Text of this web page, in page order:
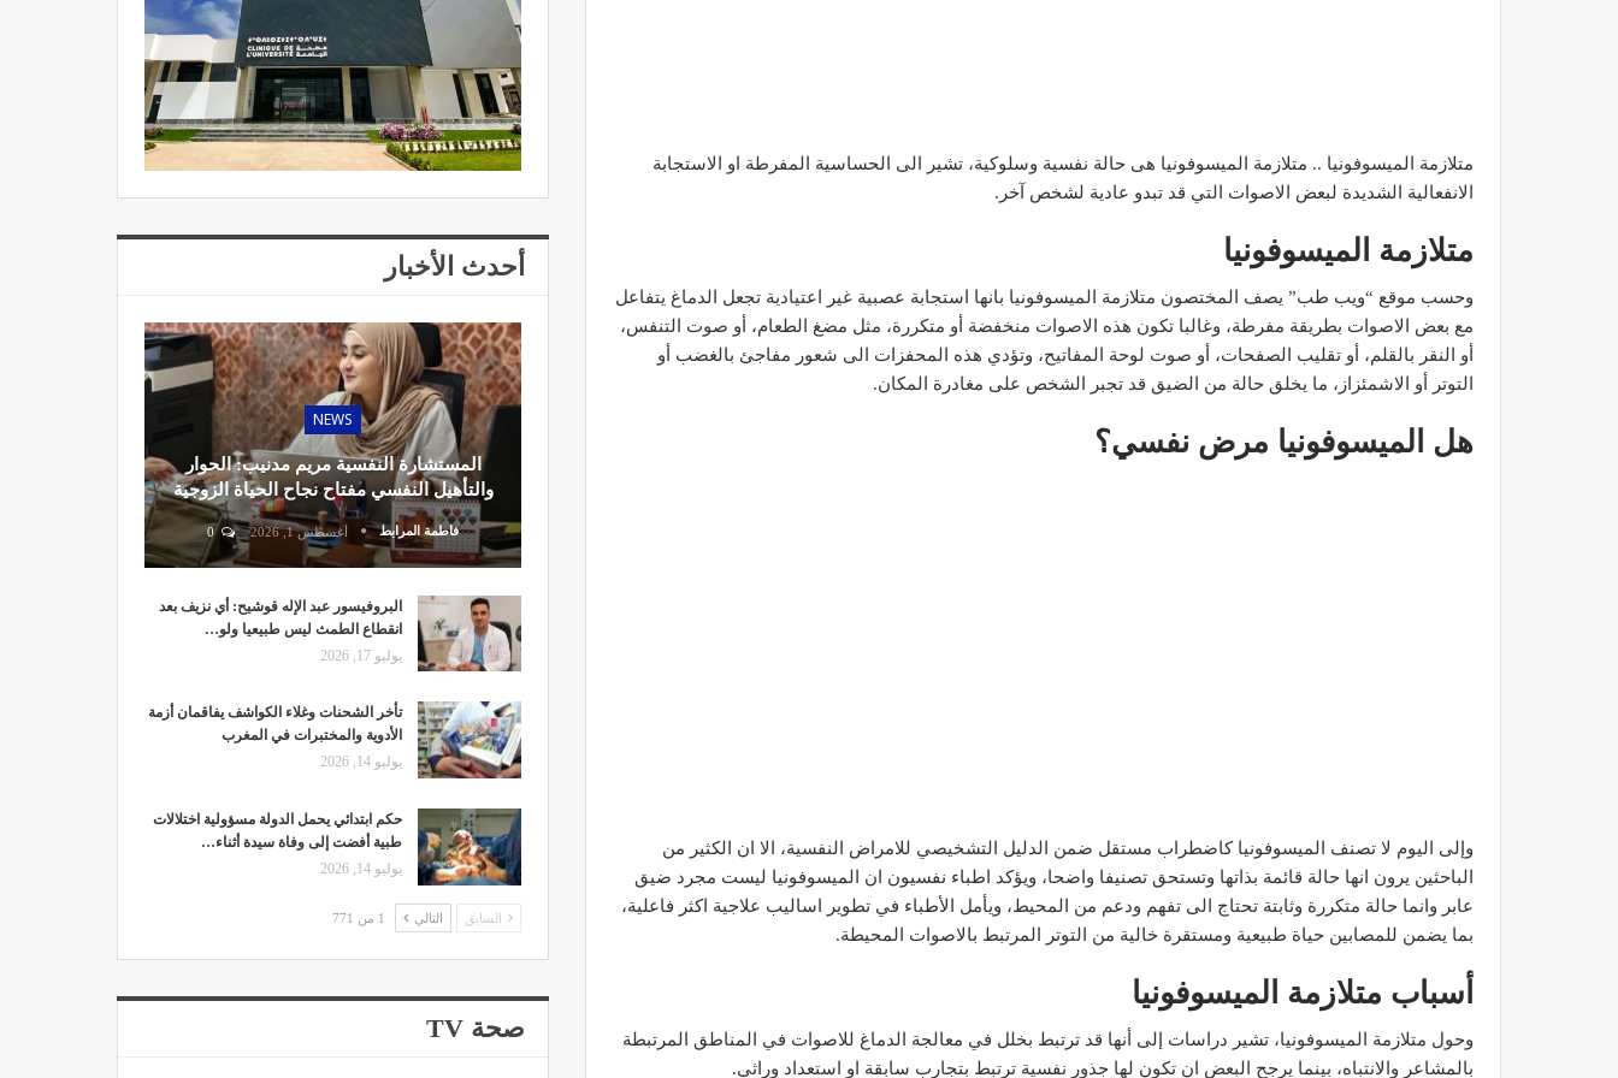
متلازمة الميسوفونيا .. متلازمة الميسوفونيا هى حالة نفسية وسلوكية، تشير الى الحساسية المفرطة او الاستجابة
الانفعالية الشديدة لبعض الاصوات التي قد تبدو عادية لشخص آخر.
متلازمة الميسوفونيا
وحسب موقع “ويب طب” يصف المختصون متلازمة الميسوفونيا بانها استجابة عصبية غير اعتيادية تجعل الدماغ يتفاعل
مع بعض الاصوات بطريقة مفرطة، وغالبا تكون هذه الاصوات منخفضة أو متكررة، مثل مضغ الطعام، أو صوت التنفس،
أو النقر بالقلم، أو تقليب الصفحات، أو صوت لوحة المفاتيح، وتؤدي هذه المحفزات الى شعور مفاجئ بالغضب أو
التوتر أو الاشمئزاز، ما يخلق حالة من الضيق قد تجبر الشخص على مغادرة المكان.
هل الميسوفونيا مرض نفسي؟
وإلى اليوم لا تصنف الميسوفونيا كاضطراب مستقل ضمن الدليل التشخيصي للامراض النفسية، الا ان الكثير من
الباحثين يرون انها حالة قائمة بذاتها وتستحق تصنيفا واضحا، ويؤكد اطباء نفسيون ان الميسوفونيا ليست مجرد ضيق
عابر وانما حالة متكررة وثابتة تحتاج الى تفهم ودعم من المحيط، ويأمل الأطباء في تطوير اساليب علاجية اكثر فاعلية،
بما يضمن للمصابين حياة طبيعية ومستقرة خالية من التوتر المرتبط بالاصوات المحيطة.
أسباب متلازمة الميسوفونيا
وحول متلازمة الميسوفونيا، تشير دراسات إلى أنها قد ترتبط بخلل في معالجة الدماغ للاصوات في المناطق المرتبطة
بالمشاعر والانتباه، بينما يرجح البعض ان تكون لها جذور نفسية ترتبط بتجارب سابقة او استعداد وراثي.
أحدث الأخبار
NEWS
المستشارة النفسية مريم مدنيب: الحوار
والتأهيل النفسي مفتاح نجاح الحياة الزوجية
فاطمة المرابط أغسطس 1, 2026 0
البروفيسور عبد الإله قوشيح: أي نزيف بعد
انقطاع الطمث ليس طبيعيا ولو…
يوليو 17, 2026
تأخر الشحنات وغلاء الكواشف يفاقمان أزمة
الأدوية والمختبرات في المغرب
يوليو 14, 2026
حكم ابتدائي يحمل الدولة مسؤولية اختلالات
طبية أفضت إلى وفاة سيدة أثناء…
يوليو 14, 2026
السابق التالي 1 من 771
صحة TV